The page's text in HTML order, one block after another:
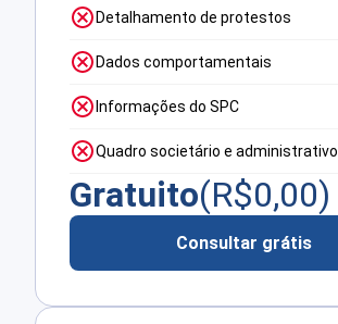
Detalhamento de protestos
Dados comportamentais
Informações do SPC
Quadro societário e administrativo
Gratuito(R$0,00)
Consultar grátis